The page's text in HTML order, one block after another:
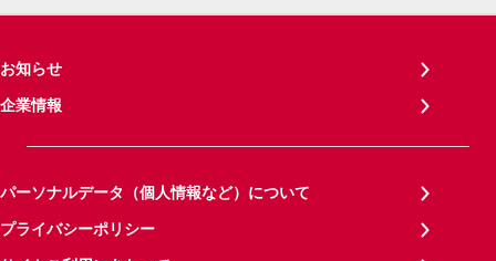
お知らせ
企業情報
パーソナルデータ（個人情報など）について
プライバシーポリシー